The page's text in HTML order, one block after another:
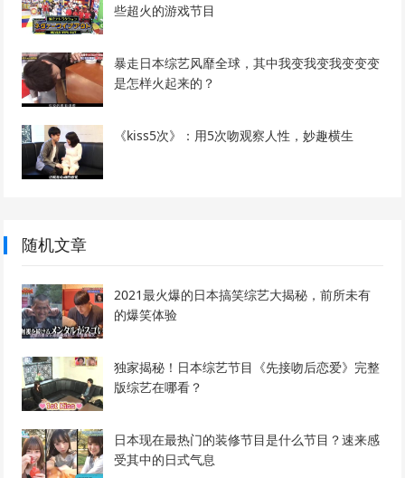
些超火的游戏节目
暴走日本综艺风靡全球，其中我变我变我变变变
是怎样火起来的？
《kiss5次》：用5次吻观察人性，妙趣横生
随机文章
2021最火爆的日本搞笑综艺大揭秘，前所未有
的爆笑体验
独家揭秘！日本综艺节目《先接吻后恋爱》完整
版综艺在哪看？
日本现在最热门的装修节目是什么节目？速来感
受其中的日式气息